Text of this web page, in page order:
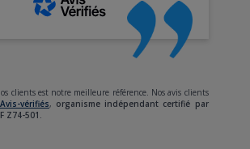
clients est notre meilleure référence. Nos avis clients
Avis-vérifiés, organisme indépendant certifié par
Z74-501.